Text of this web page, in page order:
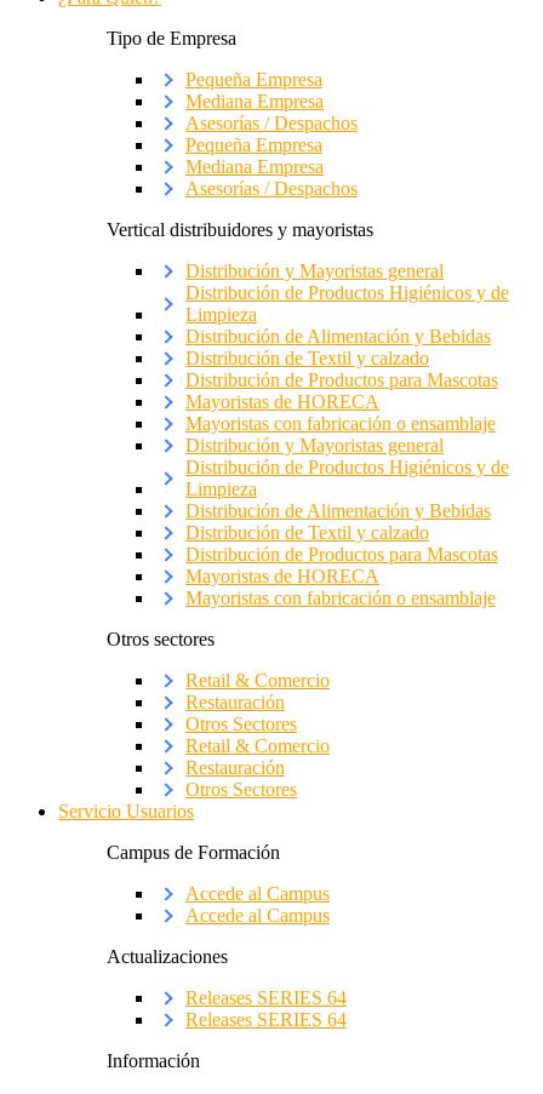
Tipo de Empresa
Pequeña Empresa
Mediana Empresa
Asesorías / Despachos
Pequeña Empresa
Mediana Empresa
Asesorías / Despachos
Vertical distribuidores y mayoristas
Distribución y Mayoristas general
Distribución de Productos Higiénicos y de
Limpieza
Distribución de Alimentación y Bebidas
Distribución de Textil y calzado
Distribución de Productos para Mascotas
Mayoristas de HORECA
Mayoristas con fabricación o ensamblaje
Distribución y Mayoristas general
Distribución de Productos Higiénicos y de
Limpieza
Distribución de Alimentación y Bebidas
Distribución de Textil y calzado
Distribución de Productos para Mascotas
Mayoristas de HORECA
Mayoristas con fabricación o ensamblaje
Otros sectores
Retail & Comercio
Restauración
Otros Sectores
Retail & Comercio
Restauración
Otros Sectores
Servicio Usuarios
Campus de Formación
Accede al Campus
Accede al Campus
Actualizaciones
Releases SERIES 64
Releases SERIES 64
Información